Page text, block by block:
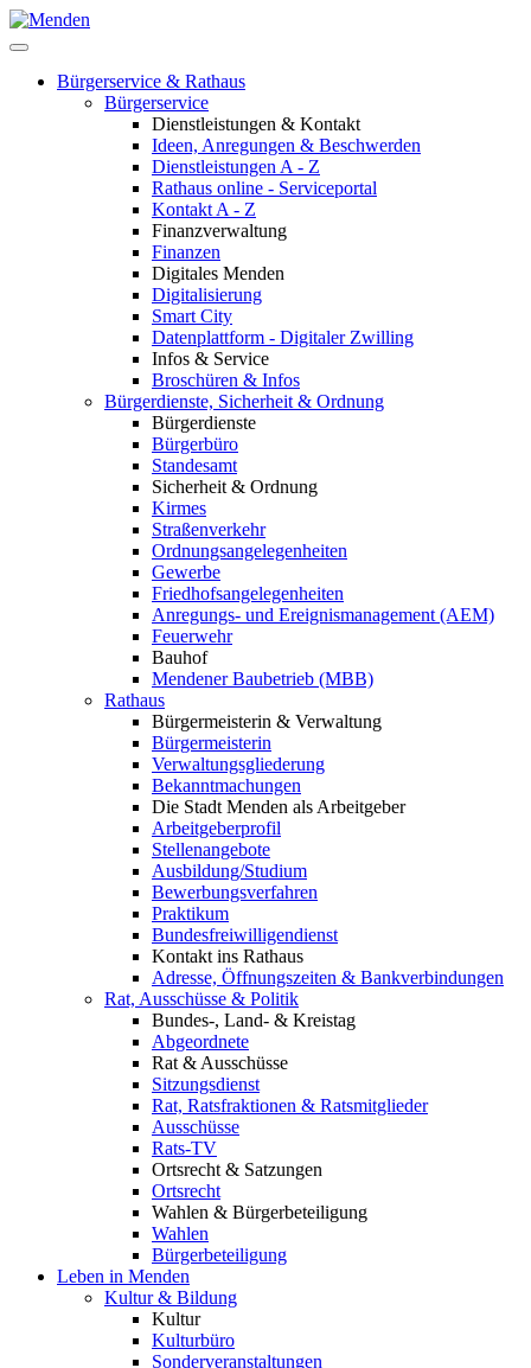
Bürgerservice & Rathaus
Bürgerservice
Dienstleistungen & Kontakt
Ideen, Anregungen & Beschwerden
Dienstleistungen A - Z
Rathaus online - Serviceportal
Kontakt A - Z
Finanzverwaltung
Finanzen
Digitales Menden
Digitalisierung
Smart City
Datenplattform - Digitaler Zwilling
Infos & Service
Broschüren & Infos
Bürgerdienste, Sicherheit & Ordnung
Bürgerdienste
Bürgerbüro
Standesamt
Sicherheit & Ordnung
Kirmes
Straßenverkehr
Ordnungsangelegenheiten
Gewerbe
Friedhofsangelegenheiten
Anregungs- und Ereignismanagement (AEM)
Feuerwehr
Bauhof
Mendener Baubetrieb (MBB)
Rathaus
Bürgermeisterin & Verwaltung
Bürgermeisterin
Verwaltungsgliederung
Bekanntmachungen
Die Stadt Menden als Arbeitgeber
Arbeitgeberprofil
Stellenangebote
Ausbildung/Studium
Bewerbungsverfahren
Praktikum
Bundesfreiwilligendienst
Kontakt ins Rathaus
Adresse, Öffnungszeiten & Bankverbindungen
Rat, Ausschüsse & Politik
Bundes-, Land- & Kreistag
Abgeordnete
Rat & Ausschüsse
Sitzungsdienst
Rat, Ratsfraktionen & Ratsmitglieder
Ausschüsse
Rats-TV
Ortsrecht & Satzungen
Ortsrecht
Wahlen & Bürgerbeteiligung
Wahlen
Bürgerbeteiligung
Leben in Menden
Kultur & Bildung
Kultur
Kulturbüro
Sonderveranstaltungen